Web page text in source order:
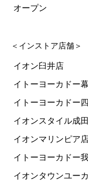
オープン
＜インストア店舗＞
イオン臼井店
イトーヨーカドー
イトーヨーカドー
イオンスタイル成
イオンマリンピア
イトーヨーカドー
イオンタウンユー